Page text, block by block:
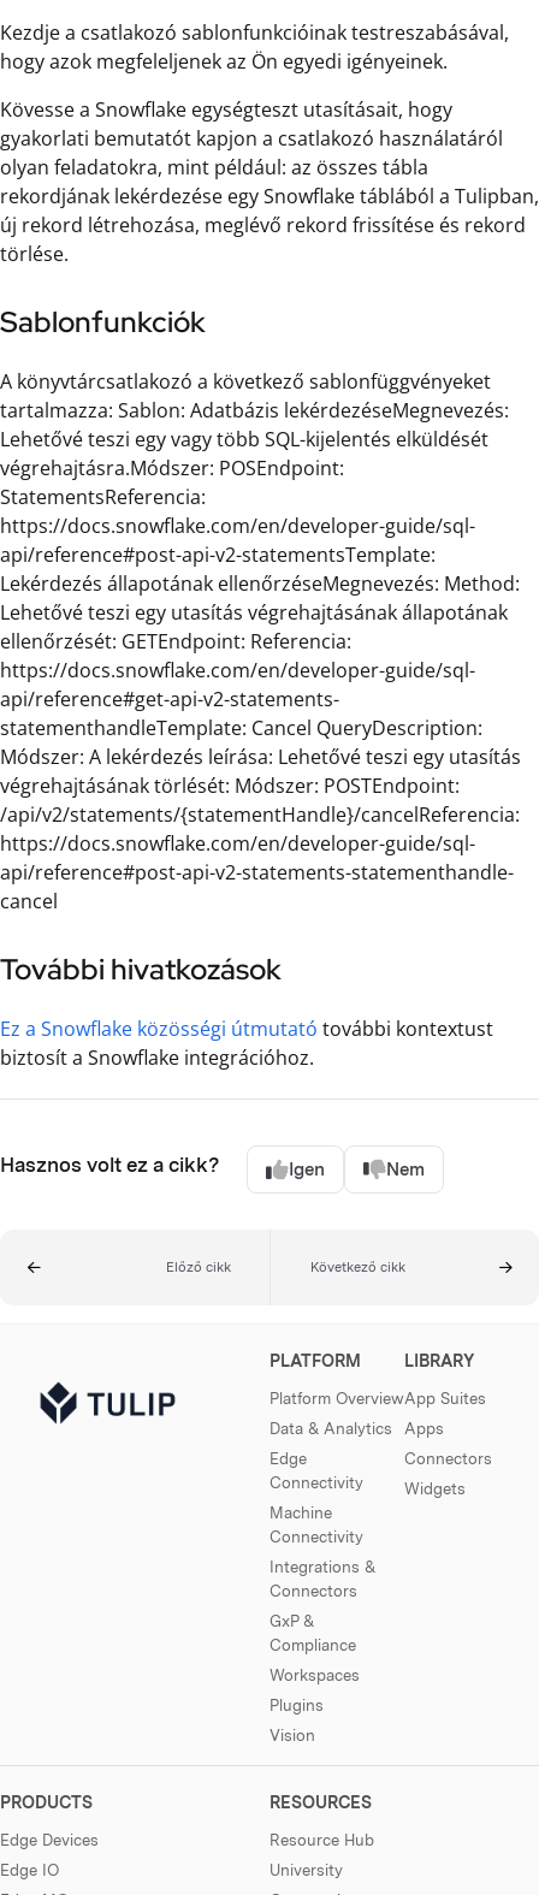
Kezdje a csatlakozó sablonfunkcióinak testreszabásával,
hogy azok megfeleljenek az Ön egyedi igényeinek.
Kövesse a Snowflake egységteszt utasításait, hogy
gyakorlati bemutatót kapjon a csatlakozó használatáról
olyan feladatokra, mint például: az összes tábla
rekordjának lekérdezése egy Snowflake táblából a Tulipban,
új rekord létrehozása, meglévő rekord frissítése és rekord
törlése.
Sablonfunkciók
A könyvtárcsatlakozó a következő sablonfüggvényeket
tartalmazza: Sablon: Adatbázis lekérdezéseMegnevezés:
Lehetővé teszi egy vagy több SQL-kijelentés elküldését
végrehajtásra.Módszer: POSEndpoint:
StatementsReferencia:
https://docs.snowflake.com/en/developer-guide/sql-
api/reference#post-api-v2-statementsTemplate:
Lekérdezés állapotának ellenőrzéseMegnevezés: Method:
Lehetővé teszi egy utasítás végrehajtásának állapotának
ellenőrzését: GETEndpoint: Referencia:
https://docs.snowflake.com/en/developer-guide/sql-
api/reference#get-api-v2-statements-
statementhandleTemplate: Cancel QueryDescription:
Módszer: A lekérdezés leírása: Lehetővé teszi egy utasítás
végrehajtásának törlését: Módszer: POSTEndpoint:
/api/v2/statements/{statementHandle}/cancelReferencia:
https://docs.snowflake.com/en/developer-guide/sql-
api/reference#post-api-v2-statements-statementhandle-
cancel
További hivatkozások
Ez a Snowflake közösségi útmutató további kontextust
biztosít a Snowflake integrációhoz.
Hasznos volt ez a cikk? Igen Nem
Előző cikk Következő cikk
PLATFORM
Platform Overview
Data & Analytics
Edge
Connectivity
Machine
Connectivity
Integrations &
Connectors
GxP &
Compliance
Workspaces
Plugins
Vision
LIBRARY
App Suites
Apps
Connectors
Widgets
PRODUCTS
Edge Devices
Edge IO
RESOURCES
Resource Hub
University